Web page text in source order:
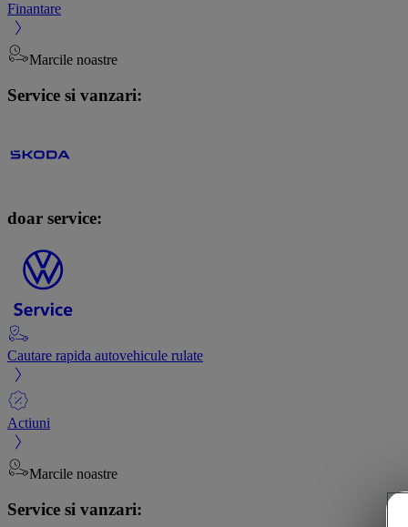
Finantare
Marcile noastre
Service si vanzari:
doar service:
Cautare rapida autovehicule rulate
Actiuni
Marcile noastre
Service si vanzari: